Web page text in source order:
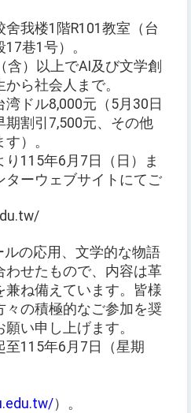
我楼1階R101教室（台
巷1号）。
含）以上でAI及び文学創
ら社会人まで。
ドル8,000元（5月30日
期割引7,500元、その他
）。
115年6月7日（日）ま
ターウェブサイトにてご
の応用、文学的な物語
わせたもので、内容は革
兼ね備えています。皆様
々の積極的なご参加を奨
い申し上げます。
至115年6月7日（星期
）。